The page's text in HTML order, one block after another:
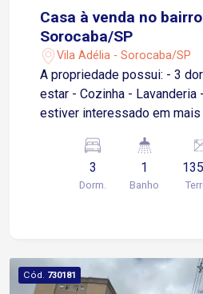
Casa à venda no
Sorocaba/SP
Vila Adélia - Sorocaba/SP
A propriedade possui: - 3
estar - Cozinha - Lavanderia -
estiver interessado em
perguntar!
3
Dorm.
1
Banho
Cód. 730181